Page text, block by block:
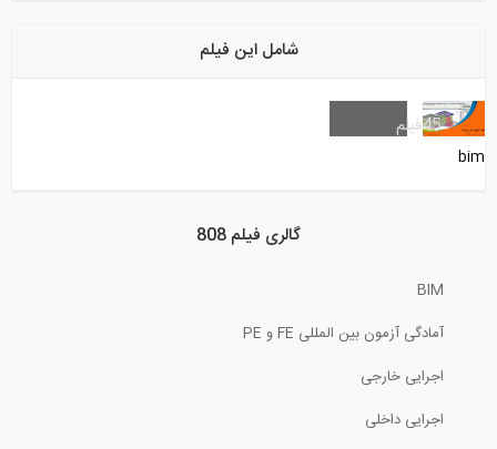
36:16
فیلم آموزشی تری دی مکس 2014 - پارت اول
وبینار معرفی نرم افزار انرژی پلاس
شامل این فیلم
bim
45فیلم
گالری فیلم 808
BIM
آمادگی آزمون بین المللی FE و PE
اجرایی خارجی
اجرایی داخلی